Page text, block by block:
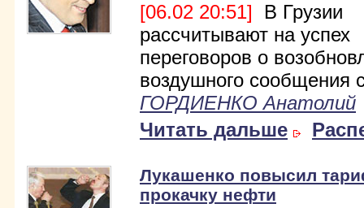
[06.02 20:51] В Грузии
рассчитывают на успех
переговоров о
воздушного сообщения
ГОРДИЕНКО Анатолий
Читать дальше
Лукашенко повысил
прокачку нефти